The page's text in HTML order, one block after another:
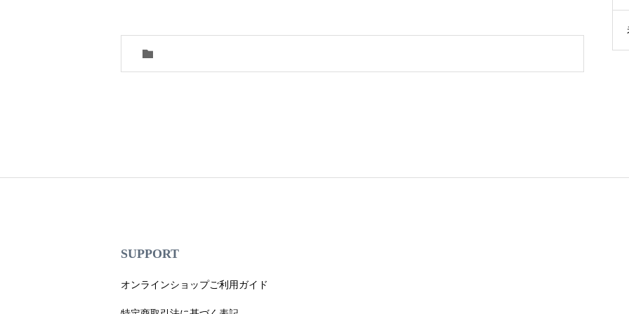
SUPPORT
オンラインショップご利用ガイド